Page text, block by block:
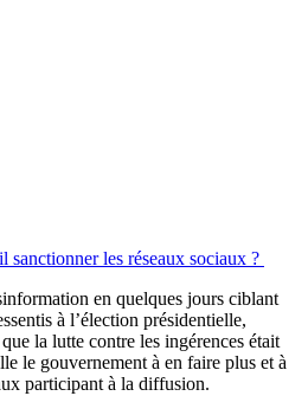
sanctionner les réseaux sociaux ?
en quelques jours ciblant
à l’élection présidentielle,
la lutte contre les ingérences était
le gouvernement à en faire plus et à
participant à la diffusion.